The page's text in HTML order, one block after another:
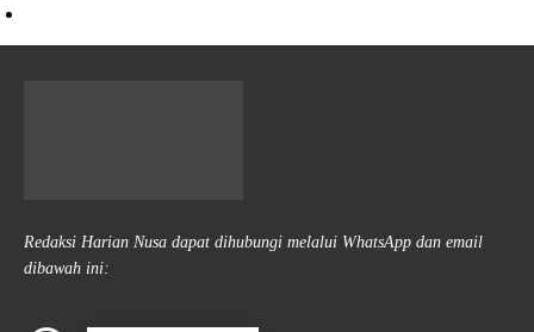
Redaksi Harian Nusa dapat dihubungi melalui WhatsApp dan email
dibawah ini: